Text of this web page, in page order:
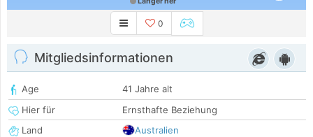
0
Mitgliedsinformationen
Age
41 Jahre alt
Hier für
Ernsthafte Beziehung
Land
Australien